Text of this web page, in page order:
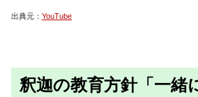
出典元： YouTube
釈迦の教育方針「一緒